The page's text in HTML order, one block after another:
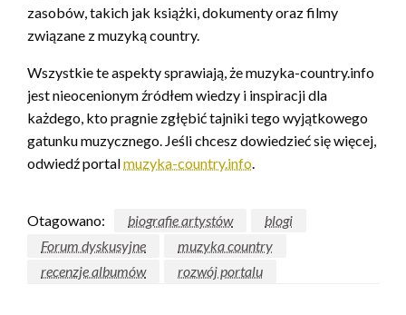
zasobów, takich jak książki, dokumenty oraz filmy
związane z muzyką country.
Wszystkie te aspekty sprawiają, że muzyka-country.info
jest nieocenionym źródłem wiedzy i inspiracji dla
każdego, kto pragnie zgłębić tajniki tego wyjątkowego
gatunku muzycznego. Jeśli chcesz dowiedzieć się więcej,
odwiedź portalmuzyka-country.info.
Otagowano: biografie artystów
blogi
Forum dyskusyjne
muzyka country
recenzje albumów
rozwój portalu